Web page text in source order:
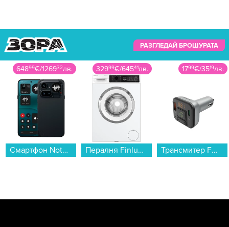
РАЗГЛЕДАЙ БРОШУРАТА
64899€/126932лв.
Смартфон Nothing Phone (4a) PRO 256/12 BLACK , 12 GB, 256 GB...
32999€/64541лв.
Пералня Finlux FXN 1491T3A INV , 1400 об./мин., 9.00 kg, A , Бял...
1799€/3519лв.
Трансмитер FM Hama 14169...